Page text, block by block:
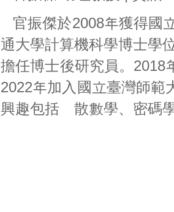
官振傑於2008年獲得國
通大學計算機科學博士學
擔任博士後研究員。2018
2022年加入國立臺灣師範
興趣包括離散數學、密碼